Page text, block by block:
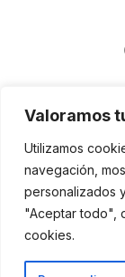
Valoramos
Utilizamos
navegación,
personalizados
"Aceptar todo",
cookies.